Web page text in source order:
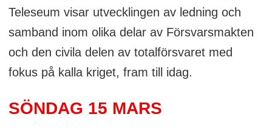
Teleseum visar utvecklingen av ledning och
samband inom olika delar av Försvarsmakten
och den civila delen av totalförsvaret med
fokus på kalla kriget, fram till idag.
SÖNDAG 15 MARS